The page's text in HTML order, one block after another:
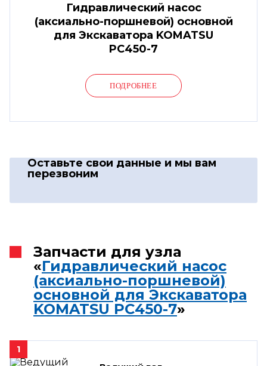
Гидравлический насос
(аксиально-поршневой) основной
для Экскаватора KOMATSU
PC450-7
ПОДРОБНЕЕ
Оставьте свои данные и мы вам
перезвоним
Запчасти для узла
«Гидравлический насос
(аксиально-поршневой)
основной для Экскаватора
KOMATSU PC450-7»
1